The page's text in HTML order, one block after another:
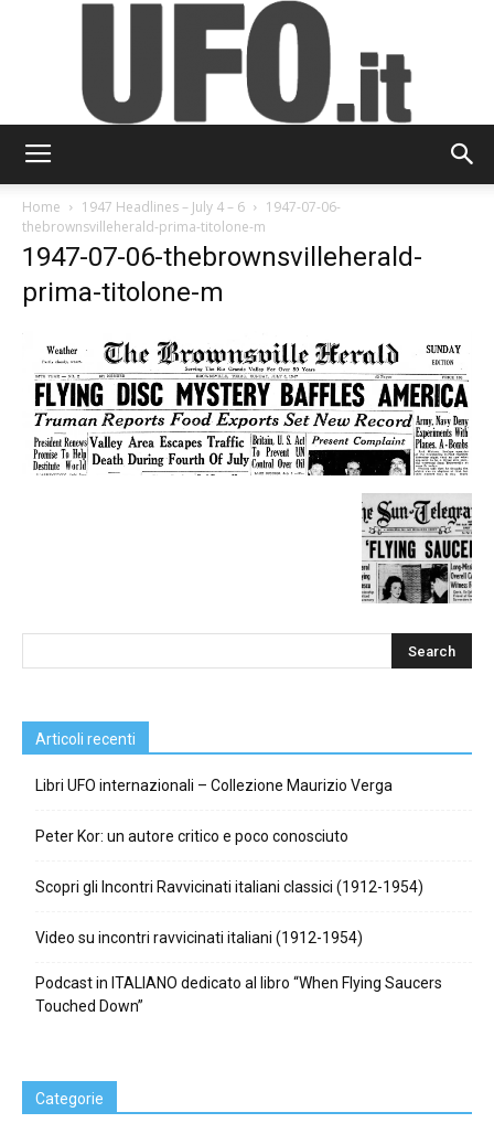
Home 1947 Headlines – July 4 – 6
1947-07-06-
thebrownsvilleherald-prima-titolone-m
1947-07-06-thebrownsvilleherald-
prima-titolone-m
Articoli recenti
Libri UFO internazionali – Collezione Maurizio Verga
Peter Kor: un autore critico e poco conosciuto
Scopri gli Incontri Ravvicinati italiani classici (1912-1954)
Video su incontri ravvicinati italiani (1912-1954)
Podcast in ITALIANO dedicato al libro “When Flying Saucers
Touched Down”
Categorie